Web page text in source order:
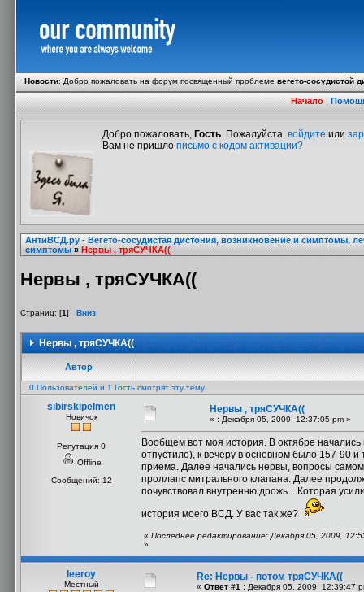
Новости:Добро пожаловать на форум посвященный проблемевегето-сосудистой
Начало|
Добро пожаловать, Гость. Пожалуйста, войдите или
Вам не пришло письмо с кодом активации?
АнтиВСД.ру - Вегето-сосудистая дистония, возникновение и симптомы,
симптомы»Нервы , тряСУЧКА((
Нервы , тряСУЧКА((
Страниц: [1] Вниз
Нервы , тряСУЧКА((
Автор
0 Пользователей и 1 Гость смотрят эту тему.
sibirskipelmen
Новичок
Репутация 0
Offline
Сообщений: 12
Нервы , тряСУЧКА((
« : Декабря 05, 2009, 12:37:05 pm »
Вообщем вот моя история. В октябре
отпустило), к вечеру в основном было 157-90
приема. Далее начались нервы, вопросы
проллапс митрального клапана. Далее
почувствовал внутренню дрожь... Которая
история моего ВСД. У вас так же?
« Последнее редактирование: Декабря 05, 2009,
»
leeroy
Местный
Re: Нервы - потом тряСУЧКА((
« Ответ #1 : Декабря 05, 2009, 12:39:47